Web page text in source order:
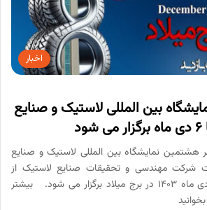
اخبار
بین المللی لاستیک و صنایع
هشتمین نمایشگاه بین المللی لاستیک و صنایع
شرکت مهندسی و تحقیقات صنایع لاستیک از
تاریخ ۴ الی ۶ دی ماه ۱۴۰۳ در برج میلاد برگزار می شود. بیشتر